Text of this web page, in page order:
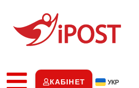
КАБІНЕТ УКР